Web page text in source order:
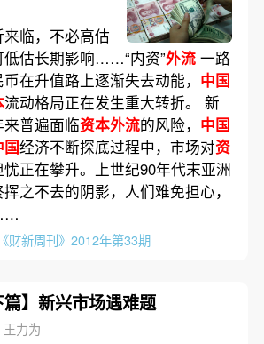
临，不必高估
低估长期影响……“内资”外流一路
在升值路上逐渐失去动能， 中国
流动格局正在发生重大转折。 新
普遍面临资本外流的风险， 中国
国经济不断探底过程中，市场对资
忧正在攀升。上世纪90年代末亚洲
之不去的阴影，人们难免担心，
《财新周刊》2012年第33期
篇】新兴市场遇难题
力为